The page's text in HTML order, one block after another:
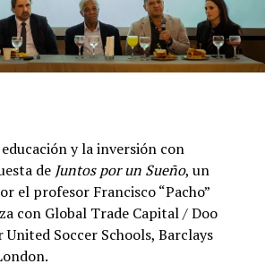
y la inversión con
de Juntos por un Sueño, un
el profesor Francisco “Pacho”
con Global Trade Capital / Doo
Soccer Schools, Barclays